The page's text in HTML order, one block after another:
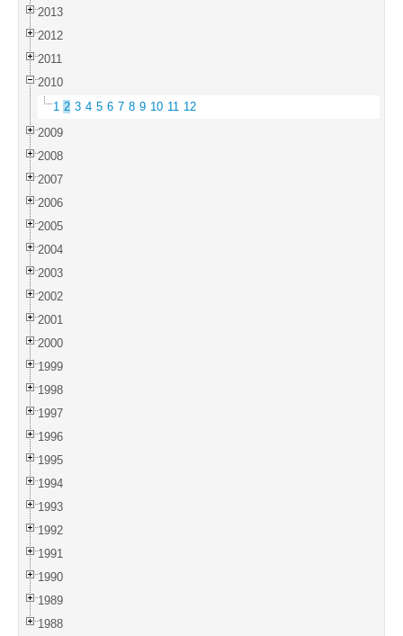
2013
2012
2011
2010
1 2 3 4 5 6 7 8 9 10 11 12
2009
2008
2007
2006
2005
2004
2003
2002
2001
2000
1999
1998
1997
1996
1995
1994
1993
1992
1991
1990
1989
1988